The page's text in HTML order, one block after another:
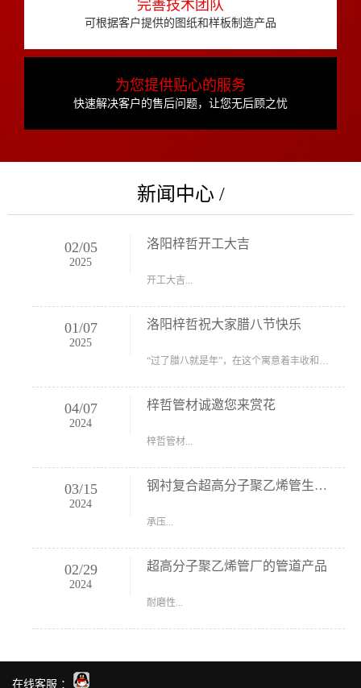
完善技术团队
可根据客户提供的图纸和样板制造产品
为您提供贴心的服务
快速解决客户的售后问题，让您无后顾之忧
新闻中心 /
02/05
2025
洛阳梓哲开工大吉
开工大吉...
01/07
2025
洛阳梓哲祝大家腊八节快乐
“过了腊八就是年”，在这个寓意着丰收和吉祥的节日——腊八节到来之际，洛阳梓哲管材小编在这里祝大家腊八节快乐！ 腊八节是过年开始的标志。按照老风俗，腊八节这天喝上...
04/07
2024
梓哲管材诚邀您来赏花
梓哲管材...
03/15
2024
钢衬复合超高分子聚乙烯管生产厂
承压...
02/29
2024
超高分子聚乙烯管厂的管道产品
耐磨性...
在线客服 ：